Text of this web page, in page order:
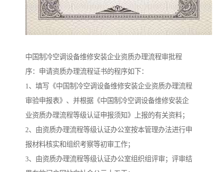
中国制冷空调设备维修安装企业资质办理流程审批程
序：申请资质办理流程证书的程序如下：
1、填写《中国制冷空调设备维修安装企业资质办理流程
审验申报表》、并根据《中国制冷空调设备维修安装企
业资质办理流程等级认证申报须知》上报的有关资料；
2、由资质办理流程等级认证办公室按本管理办法进行申
报材料核实和组织考察等初审工作；
3、由资质办理流程等级认证办公室组织组评审；评审结